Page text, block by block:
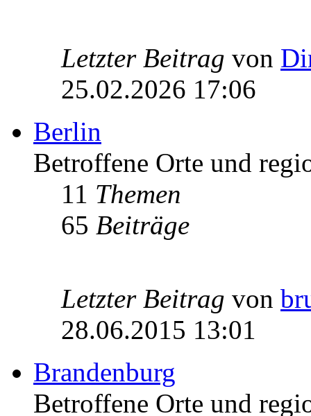
Letzter Beitrag von
25.02.2026 17:06
Berlin
Betroffene Orte und
11 Themen
65 Beiträge
Letzter Beitrag von
28.06.2015 13:01
Brandenburg
Betroffene Orte und